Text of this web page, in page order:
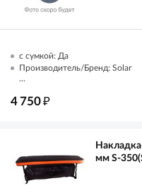
с сумкой: Да
Производитель/Бренд: Solar
...
4 750₽
мм S-